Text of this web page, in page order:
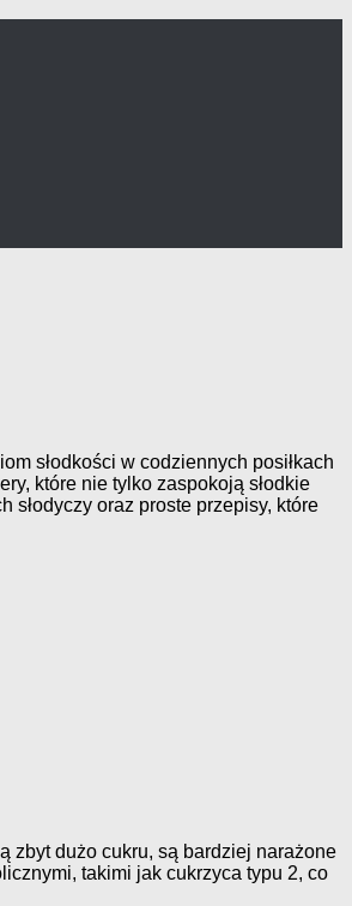
słodkości w codziennych posiłkach
które nie tylko zaspokoją słodkie
słodyczy oraz proste przepisy, które
zbyt dużo cukru, są bardziej narażone
takimi jak cukrzyca typu 2, co